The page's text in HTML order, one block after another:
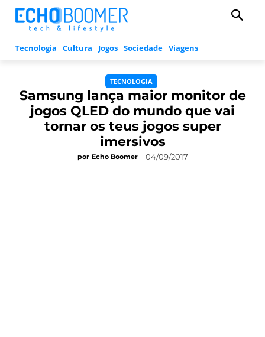
Tecnologia Cultura Jogos Sociedade Viagens
TECNOLOGIA
Samsung lança maior monitor de
jogos QLED do mundo que vai
tornar os teus jogos super
imersivos
por Echo Boomer 04/09/2017